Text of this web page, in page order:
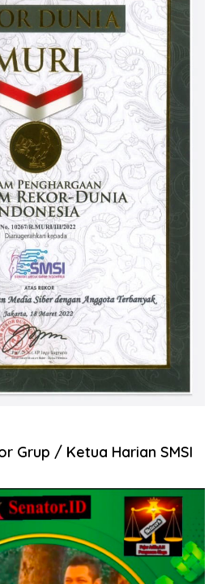
Grup / Ketua Harian SMSI